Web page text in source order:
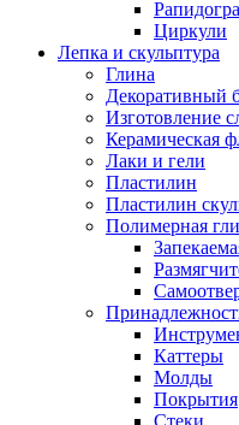
Циркули
Лепка и скульптура
Глина
Декоративный
Изготовление
Керамическая
Лаки и гели
Пластилин
Пластилин
Полимерная
Каттеры
Молды
Покрытия
Стеки